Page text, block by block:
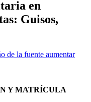
en
Guisos,
de la fuente aumentar
Y MATRÍCULA